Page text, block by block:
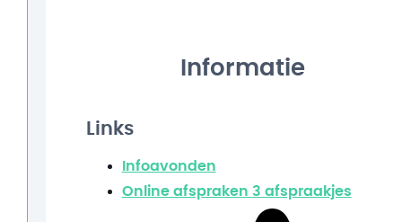
Informatie
Links
Infoavonden
Online afspraken 3 afspraakjes